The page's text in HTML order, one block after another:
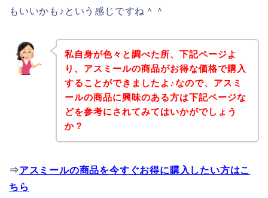
もいいかも♪という感じですね＾＾
私自身が色々と調べた所、下記ページよ
り、アスミールの商品がお得な価格で購入
することができましたよ♪なので、アスミ
ールの商品に興味のある方は下記ページな
どを参考にされてみてはいかがでしょう
か？
⇒アスミールの商品を今すぐお得に購入したい方はこ
ちら